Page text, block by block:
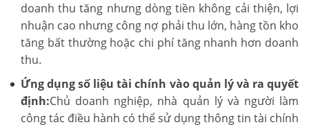
doanh thu tăng nhưng dòng tiền không cải thiện, lợi
nhuận cao nhưng công nợ phải thu lớn, hàng tồn kho
tăng bất thường hoặc chi phí tăng nhanh hơn doanh
thu.
Ứng dụng số liệu tài chính vào quản lý và ra quyết
định:Chủ doanh nghiệp, nhà quản lý và người làm
công tác điều hành có thể sử dụng thông tin tài chính